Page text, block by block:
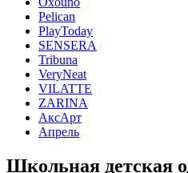
Pelican
PlayToday
SENSERA
Tribuna
VeryNeat
VILATTE
ZARINA
АксАрт
Апрель
Школьная детская